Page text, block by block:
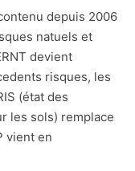
depuis 2006
natuels et
devient
risques, les
(état des
les sols) remplace
vient en